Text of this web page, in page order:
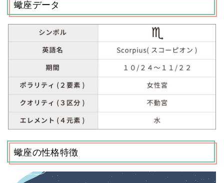
蠍座データ
蠍座の性格特徴